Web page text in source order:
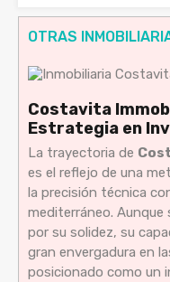
OTRAS
Costavita
Estrategia en
La trayectoria de
es el reflejo de una
la precisión técnica
mediterráneo. Aunque
por su solidez, su
gran envergadura en
posicionado como un